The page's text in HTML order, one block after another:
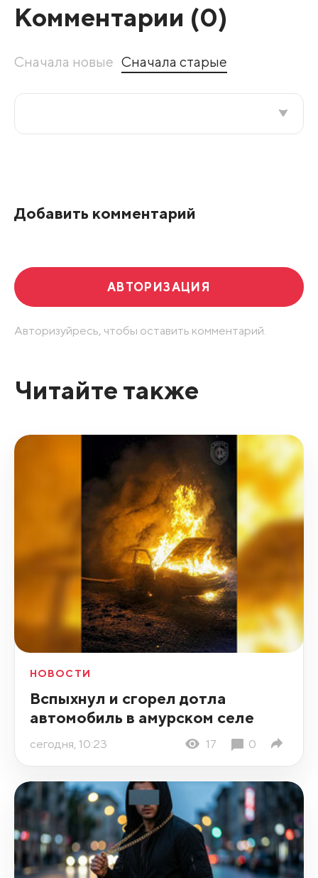
Комментарии (0)
Сначала новые Сначала старые
Добавить комментарий
АВТОРИЗАЦИЯ
Авторизуйресь, чтобы оставить комментарий.
Читайте также
НОВОСТИ
Вспыхнул и сгорел дотла
автомобиль в амурском селе
сегодня, 10:23 17 0